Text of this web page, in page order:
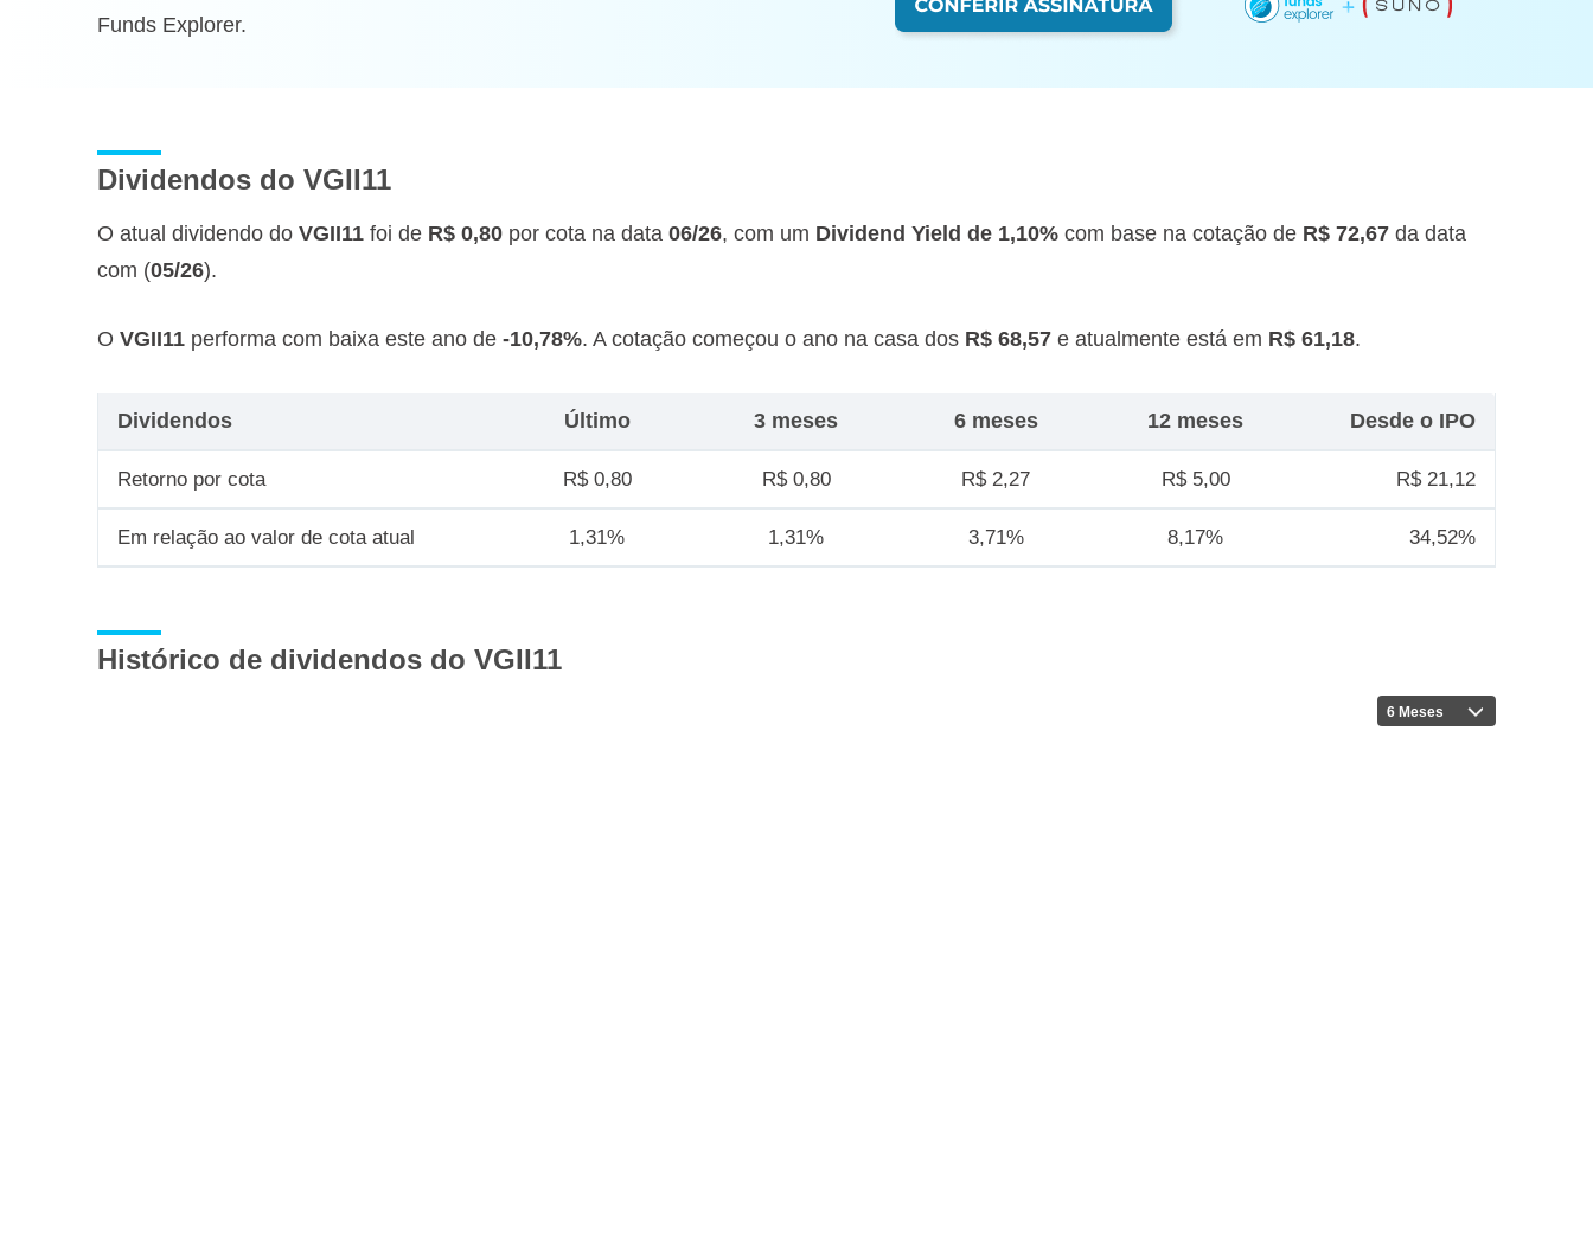
Funds Explorer.
Dividendos do VGII11
O atual dividendo do VGII11 foi de R$ 0,80 por cota na data 06/26, com um Dividend Yield de 1,10% com base na cotação de R$ 72,67 da data
com (05/26).
O VGII11 performa com baixa este ano de -10,78%. A cotação começou o ano na casa dos R$ 68,57 e atualmente está em R$ 61,18.
Dividendos Último 3 meses 6 meses 12 meses Desde o IPO
Retorno por cota R$ 0,80 R$ 0,80 R$ 2,27 R$ 5,00 R$ 21,12
Em relação ao valor de cota atual 1,31% 1,31% 3,71% 8,17% 34,52%
Histórico de dividendos do VGII11
6 Meses